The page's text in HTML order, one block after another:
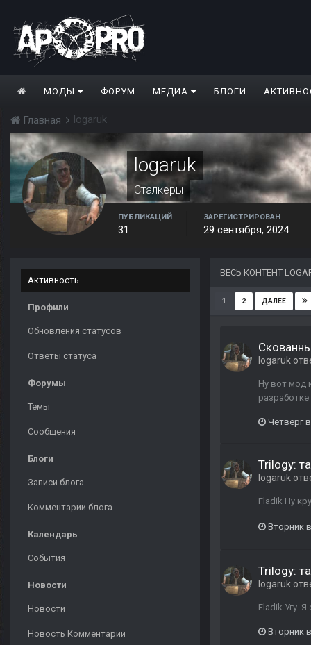
МОДЫ ФОРУМ МЕДИА БЛОГИ
Главная logaruk
logaruk
Сталкеры
ПУБЛИКАЦИЙ
31
ЗАРЕГИСТРИРОВАН
29 сентября, 2024
Активность
Профили
Обновления статусов
Ответы статуса
Форумы
Темы
Сообщения
Блоги
Записи блога
Комментарии блога
Календарь
События
Новости
Новости
Новость Комментарии
ВЕСЬ КОНТЕНТ
1 2 ДАЛЕЕ
logaruk
Ну вот мод
Четверг
Trilogy:
logaruk
Fladik Ну
Вторник
Trilogy:
logaruk
Fladik Угу.
Вторник